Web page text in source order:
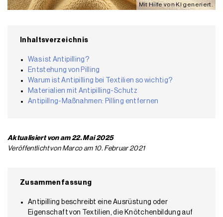
Mit Hilfe von KI generiert.
Inhaltsverzeichnis
Was ist Antipilling?
Entstehung von Pilling
Warum ist Antipilling bei Textilien so wichtig?
Materialien mit Antipilling-Schutz
Antipillng-Maßnahmen: Pilling entfernen
Aktualisiert von am 22. Mai 2025
Veröffentlicht von Marco am 10. Februar 2021
Zusammenfassung
Antipilling beschreibt eine Ausrüstung oder
Eigenschaft von Textilien, die Knötchenbildung auf